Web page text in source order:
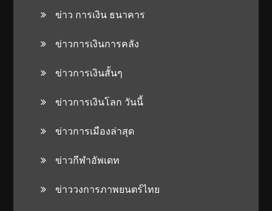
ข่าว การเงิน ธนาคาร
ข่าวการเงินการคลัง
ข่าวการเงินสั้นๆ
ข่าวการเงินโลก วันนี้
ข่าวการเมืองล่าสุด
ข่าวกีฬาอัพเดท
ข่าววงการภาพยนตร์ไทย